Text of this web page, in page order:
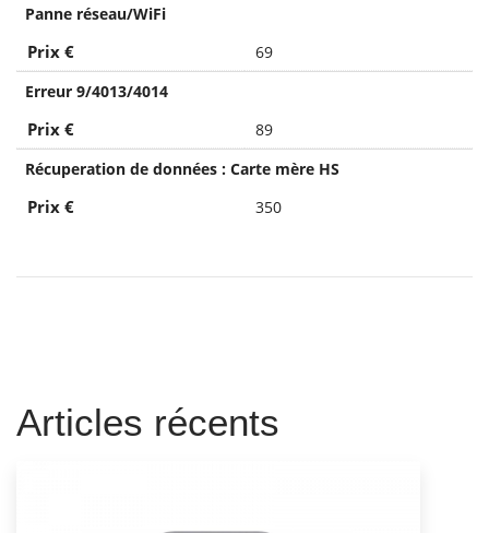
Panne réseau/WiFi
Prix €
69
Erreur 9/4013/4014
Prix €
89
Récuperation de données : Carte mère HS
Prix € 350
Articles récents